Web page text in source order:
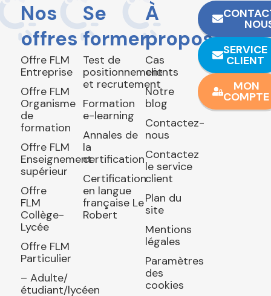
Nos
offres
Offre FLM
Entreprise
Offre FLM
Organisme
de
formation
Offre FLM
Enseignement
supérieur
Offre
FLM
Collège-
Lycée
Offre FLM
Particulier
– Adulte/
étudiant/lycéen
Se
former
Test de
positionnement
et recrutement
Formation
e-learning
Annales de
la
certification
Certification
en langue
française Le
Robert
À
propos
Cas
clients
Notre
blog
Contactez-
nous
Contactez
le service
client
Plan du
site
Mentions
légales
Paramètres
des
cookies
SERVICE
CLIENT
MON
COMPTE